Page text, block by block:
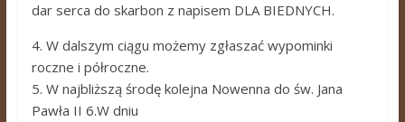
dar serca do skarbon z napisem DLA BIEDNYCH.
4. W dalszym ciągu możemy zgłaszać wypominki
roczne i półroczne.
5. W najbliższą środę kolejna Nowenna do św. Jana
Pawła II 6.W dniu